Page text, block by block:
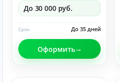
До 30 000 руб.
До 35 дней
Срок
Оформить